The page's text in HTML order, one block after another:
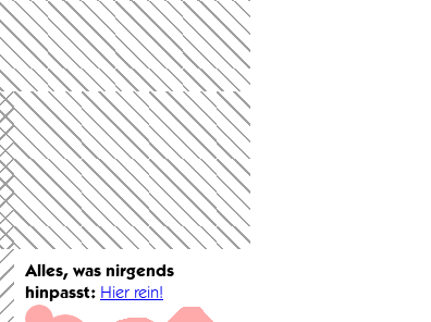
Alles, was nirgends
hinpasst: Hier rein!